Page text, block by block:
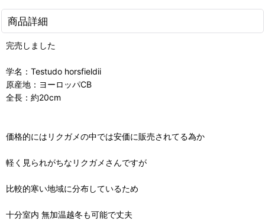
商品詳細
完売しました
学名：Testudo horsfieldii
原産地：ヨーロッパCB
全長：約20cm
価格的にはリクガメの中では安価に販売されてる為か
軽く見られがちなリクガメさんですが
比較的寒い地域に分布しているため
十分室内 無加温越冬も可能で丈夫